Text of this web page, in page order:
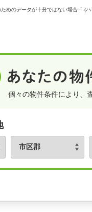
めのデータが十分ではない場合「-(
個々の物件条件により、